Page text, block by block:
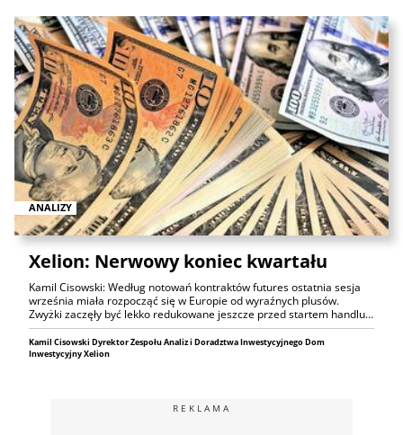
ANALIZY
Xelion: Nerwowy koniec kwartału
Kamil Cisowski: Według notowań kontraktów futures ostatnia sesja
września miała rozpocząć się w Europie od wyraźnych plusów.
Zwyżki zaczęły być lekko redukowane jeszcze przed startem handlu…
Kamil Cisowski Dyrektor Zespołu Analiz i Doradztwa Inwestycyjnego Dom
Inwestycyjny Xelion
REKLAMA